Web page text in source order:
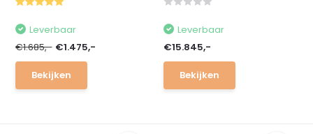
Leverbaar
€1.685,- €1.475,-
Bekijken
Leverbaar
€15.845,-
Bekijken